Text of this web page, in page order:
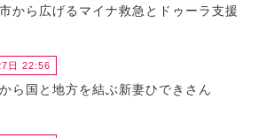
から広げるマイナ救急とドゥーラ支援
日 22:56
ら国と地方を結ぶ新妻ひできさん